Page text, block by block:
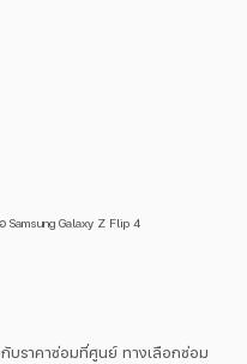
Samsung Galaxy Z Flip 4
บราคาซ่อมที่ศูนย์ ทางเลือกซ่อม